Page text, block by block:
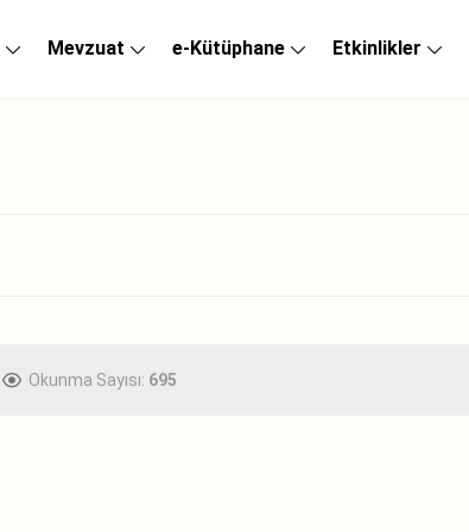
Mevzuat e-Kütüphane Etkinlikler
Okunma Sayısı: 695